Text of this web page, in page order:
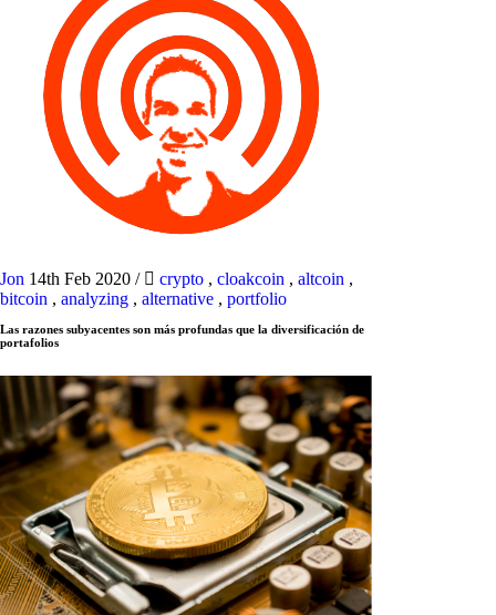
Jon 14th Feb 2020 / crypto , cloakcoin , altcoin ,
bitcoin , analyzing , alternative , portfolio
Las razones subyacentes son más profundas que la diversificación de
portafolios